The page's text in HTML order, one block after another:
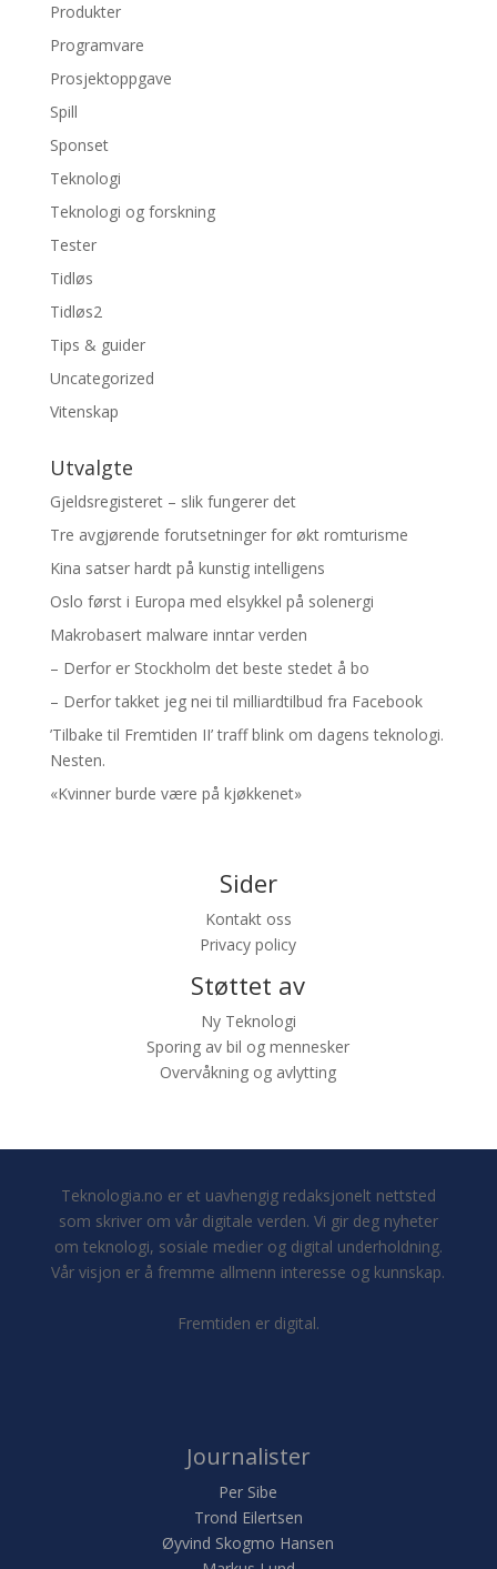
Produkter
Programvare
Prosjektoppgave
Spill
Sponset
Teknologi
Teknologi og forskning
Tester
Tidløs
Tidløs2
Tips & guider
Uncategorized
Vitenskap
Utvalgte
Gjeldsregisteret – slik fungerer det
Tre avgjørende forutsetninger for økt romturisme
Kina satser hardt på kunstig intelligens
Oslo først i Europa med elsykkel på solenergi
Makrobasert malware inntar verden
– Derfor er Stockholm det beste stedet å bo
– Derfor takket jeg nei til milliardtilbud fra Facebook
’Tilbake til Fremtiden II’ traff blink om dagens teknologi.
Nesten.
«Kvinner burde være på kjøkkenet»
Sider
Kontakt oss
Privacy policy
Støttet av
Ny Teknologi
Sporing av bil og mennesker
Overvåkning og avlytting
Teknologia.no er et uavhengig redaksjonelt nettsted
som skriver om vår digitale verden. Vi gir deg nyheter
om teknologi, sosiale medier og digital underholdning.
Vår visjon er å fremme allmenn interesse og kunnskap.
Fremtiden er digital.
Journalister
Per Sibe
Trond Eilertsen
Øyvind Skogmo Hansen